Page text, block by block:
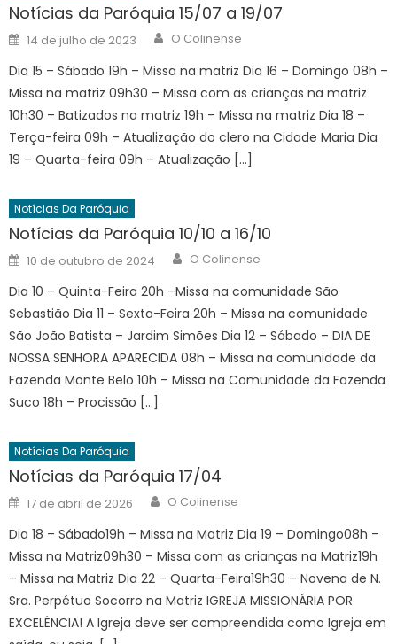
Notícias da Paróquia 15/07 a 19/07
Posted
on
14 de julho de 2023 Author
O Colinense
Dia 15 – Sábado 19h – Missa na matriz Dia 16 – Domingo 08h –
Missa na matriz 09h30 – Missa com as crianças na matriz
10h30 – Batizados na matriz 19h – Missa na matriz Dia 18 –
Terça-feira 09h – Atualização do clero na Cidade Maria Dia
19 – Quarta-feira 09h – Atualização […]
Notícias Da Paróquia
Notícias da Paróquia 10/10 a 16/10
Posted
on
10 de outubro de 2024 Author
O Colinense
Dia 10 – Quinta-Feira 20h –Missa na comunidade São
Sebastião Dia 11 – Sexta-Feira 20h – Missa na comunidade
São João Batista – Jardim Simões Dia 12 – Sábado – DIA DE
NOSSA SENHORA APARECIDA 08h – Missa na comunidade da
Fazenda Monte Belo 10h – Missa na Comunidade da Fazenda
Suco 18h – Procissão […]
Notícias Da Paróquia
Notícias da Paróquia 17/04
Posted
on
17 de abril de 2026 Author
O Colinense
Dia 18 – Sábado19h – Missa na Matriz Dia 19 – Domingo08h –
Missa na Matriz09h30 – Missa com as crianças na Matriz19h
– Missa na Matriz Dia 22 – Quarta-Feira19h30 – Novena de N.
Sra. Perpétuo Socorro na Matriz IGREJA MISSIONÁRIA POR
EXCELÊNCIA! A Igreja deve ser compreendida como Igreja em